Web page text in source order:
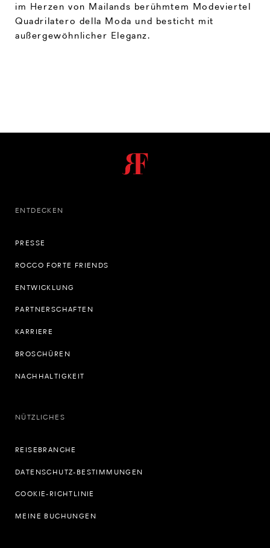
im Herzen von Mailands berühmtem Modeviertel
Quadrilatero della Moda und besticht mit
außergewöhnlicher Eleganz.
ENTDECKEN
PRESSE
ROCCO FORTE FRIENDS
ENTWICKLUNG
PARTNERSCHAFTEN
KARRIERE
BROSCHÜREN
NACHHALTIGKEIT
NÜTZLICHES
REISEBRANCHE
DATENSCHUTZ-BESTIMMUNGEN
COOKIE-RICHTLINIE
MEINE BUCHUNGEN